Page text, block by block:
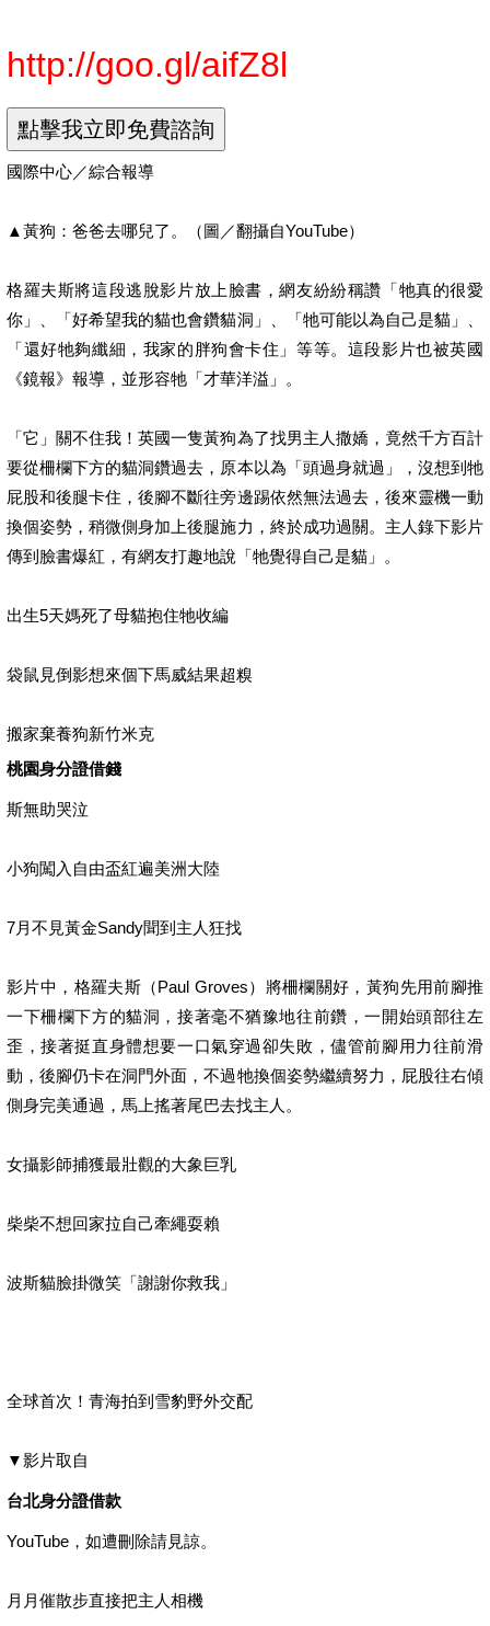
http://goo.gl/aifZ8l
國際中心／綜合報導
▲黃狗：爸爸去哪兒了。（圖／翻攝自YouTube）
格羅夫斯將這段逃脫影片放上臉書，網友紛紛稱讚「牠真的很愛
你」、「好希望我的貓也會鑽貓洞」、「牠可能以為自己是貓」、
「還好牠夠纖細，我家的胖狗會卡住」等等。這段影片也被英國
《鏡報》報導，並形容牠「才華洋溢」。
「它」關不住我！英國一隻黃狗為了找男主人撒嬌，竟然千方百計
要從柵欄下方的貓洞鑽過去，原本以為「頭過身就過」，沒想到牠
屁股和後腿卡住，後腳不斷往旁邊踢依然無法過去，後來靈機一動
換個姿勢，稍微側身加上後腿施力，終於成功過關。主人錄下影片
傳到臉書爆紅，有網友打趣地說「牠覺得自己是貓」。
出生5天媽死了母貓抱住牠收編
袋鼠見倒影想來個下馬威結果超糗
搬家棄養狗新竹米克
桃園身分證借錢
斯無助哭泣
小狗闖入自由盃紅遍美洲大陸
7月不見黃金Sandy聞到主人狂找
影片中，格羅夫斯（Paul Groves）將柵欄關好，黃狗先用前腳推
一下柵欄下方的貓洞，接著毫不猶豫地往前鑽，一開始頭部往左
歪，接著挺直身體想要一口氣穿過卻失敗，儘管前腳用力往前滑
動，後腳仍卡在洞門外面，不過牠換個姿勢繼續努力，屁股往右傾
側身完美通過，馬上搖著尾巴去找主人。
女攝影師捕獲最壯觀的大象巨乳
柴柴不想回家拉自己牽繩耍賴
波斯貓臉掛微笑「謝謝你救我」
全球首次！青海拍到雪豹野外交配
▼影片取自
台北身分證借款
YouTube，如遭刪除請見諒。
月月催散步直接把主人相機